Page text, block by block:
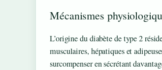
Mécanismes
L’origine du diabète de type 2
musculaires, hépatiques et
surcompenser en sécrétant